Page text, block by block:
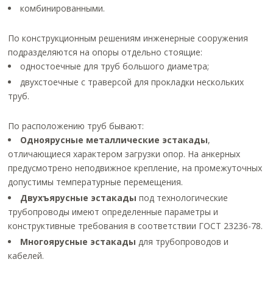
комбинированными.
По конструкционным решениям инженерные сооружения
подразделяются на опоры отдельно стоящие:
одностоечные для труб большого диаметра;
двухстоечные с траверсой для прокладки нескольких
труб.
По расположению труб бывают:
Одноярусные металлические эстакады,
отличающиеся характером загрузки опор. На анкерных
предусмотрено неподвижное крепление, на промежуточных
допустимы температурные перемещения.
Двухъярусные эстакадыпод технологические
трубопроводы имеют определенные параметры и
конструктивные требования в соответствии ГОСТ 23236-78.
Многоярусные эстакадыдля трубопроводов и
кабелей.